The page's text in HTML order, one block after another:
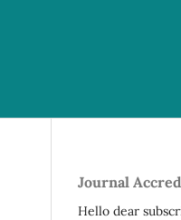
Journal
Hello dear